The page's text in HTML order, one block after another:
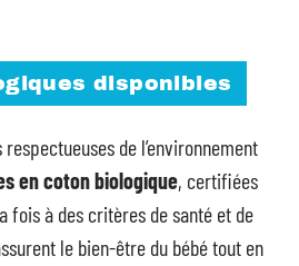
disponibles
de l’environnement
en coton biologique, certifiées
fois à des critères de santé et de
le bien-être du bébé tout en